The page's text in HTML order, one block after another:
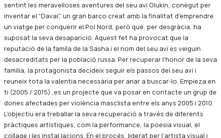
sentint les meravelloses aventures del seu avi Olukin, conegut per
inventar el "Davai", un gran barco creat amb la finalitat d'emprendre
un viatge per conquerir el Pol Nord, però que, per desgràcia, ha
suposat la seva desaparició. Aquest fet ha provocat que la
reputació de la famíla de la Sasha i el nom del seu avi es veiguin
desacreditats per la població russa. Per recuperar l'honor de la seva
família, la protagonista decideix seguir els passos del seu avi i
reuneix tota la valentia necessària per anar a buscar-lo. Empieza en
ti (2005 / 2015) ,es un projecte que va posar en contacte un grup de
dones afectades per violència masclista entre els anys 2005 i 2010.
L’objectiu era treballar la seva recuperació a través de diferents
pràctiques artístiques, com la performance, la poesia visual, el
collage i les instal·lacions. En el procés, liderat per l’artista visual i